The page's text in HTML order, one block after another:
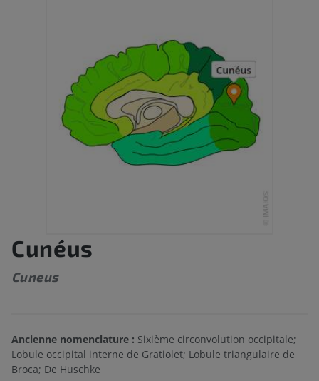
Cunéus
Cuneus
Ancienne nomenclature : Sixième circonvolution occipitale;
Lobule occipital interne de Gratiolet; Lobule triangulaire de
Broca; De Huschke